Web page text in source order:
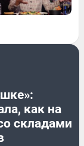
как на
складами